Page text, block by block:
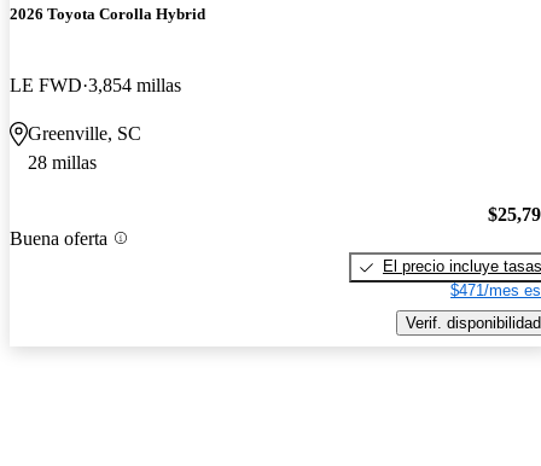
2026 Toyota Corolla Hybrid
LE FWD 3,854 millas
Greenville, SC
28 millas
Buena oferta
El precio incluye tasas
$471/mes
Verif. disponibilidad